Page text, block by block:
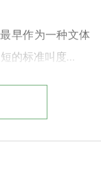
早作为一种文体
的标准叫度…